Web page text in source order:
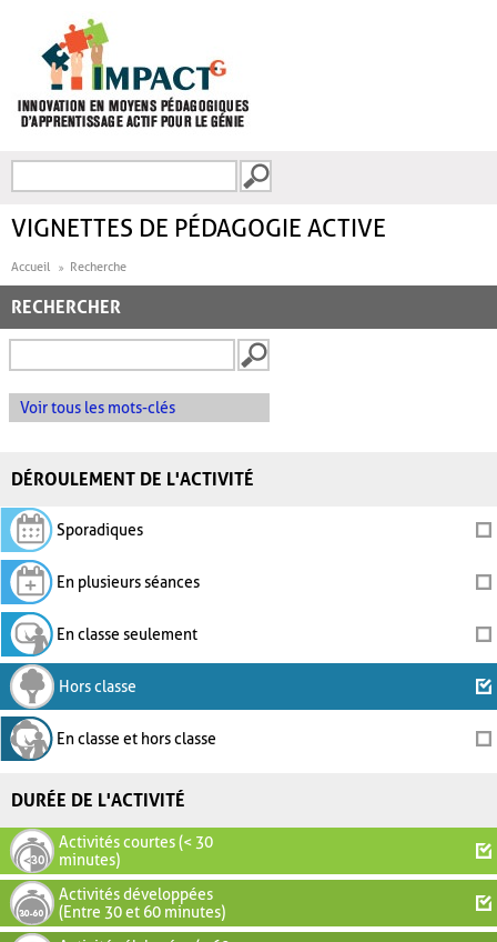
FORMULAIRE DE
VIGNETTES DE PÉDAGOGIE ACTIVE
Accueil Recherche
RECHERCHER
Voir tous les mots-clés
DÉROULEMENT DE L'ACTIVITÉ
Sporadiques
En plusieurs séances
En classe seulement
Hors classe
En classe et hors classe
DURÉE DE L'ACTIVITÉ
Activités courtes (< 30
minutes)
Activités développées
(Entre 30 et 60 minutes)